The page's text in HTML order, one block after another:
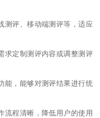
测评、移动端测评等，适应
求定制测评内容或调整测评
能，能够对测评结果进行统
流程清晰，降低用户的使用